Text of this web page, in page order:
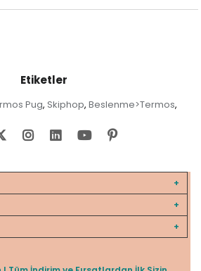
Etiketler
Pug, Skiphop, Beslenme>Termos,